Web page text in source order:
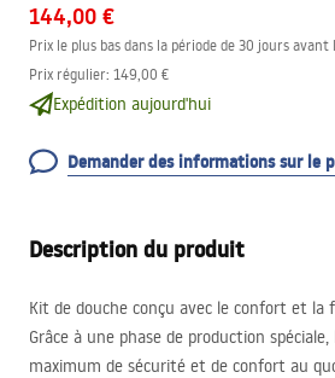
144,00 €
Prix le plus bas dans la période de 30 jours avant
Prix régulier: 149,00 €
Expédition aujourd'hui
Demander des informations sur le
Description du produit
Kit de douche conçu avec le confort et la
Grâce à une phase de production
maximum de sécurité et de confort au